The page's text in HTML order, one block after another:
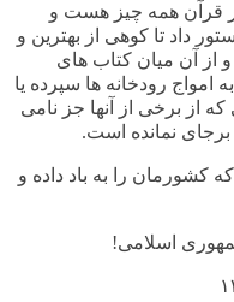
در قرآن همه چیز هست و
داد تا کوهی از بهترین و
و از آن میان کتاب های
امواج رودخانه ها سپرده یا
از برخی از آنها جز نامی
نمانده است.
کشورمان را به باد داده و
اسلامی!